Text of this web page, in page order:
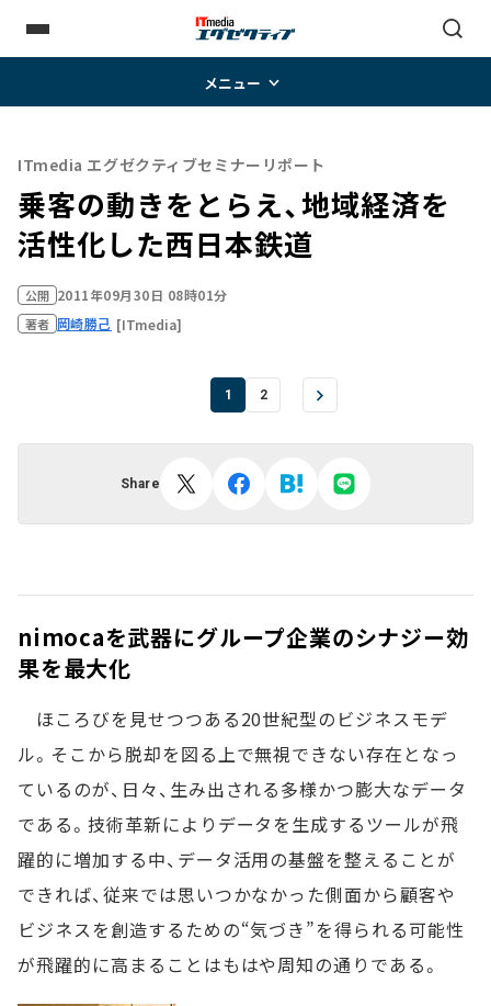
メニュー
ITmedia エグゼクティブセミナーリポート
乗客の動きをとらえ、地域経済を
活性化した西日本鉄道
公開 2011年09月30日 08時01分
著者 岡崎勝己 [ITmedia]
1 2
Share
nimocaを武器にグループ企業のシナジー効
果を最大化
ほころびを見せつつある20世紀型のビジネスモデ
ル。そこから脱却を図る上で無視できない存在となっ
ているのが、日々、生み出される多様かつ膨大なデータ
である。技術革新によりデータを生成するツールが飛
躍的に増加する中、データ活用の基盤を整えることが
できれば、従来では思いつかなかった側面から顧客や
ビジネスを創造するための“気づき”を得られる可能性
が飛躍的に高まることはもはや周知の通りである。